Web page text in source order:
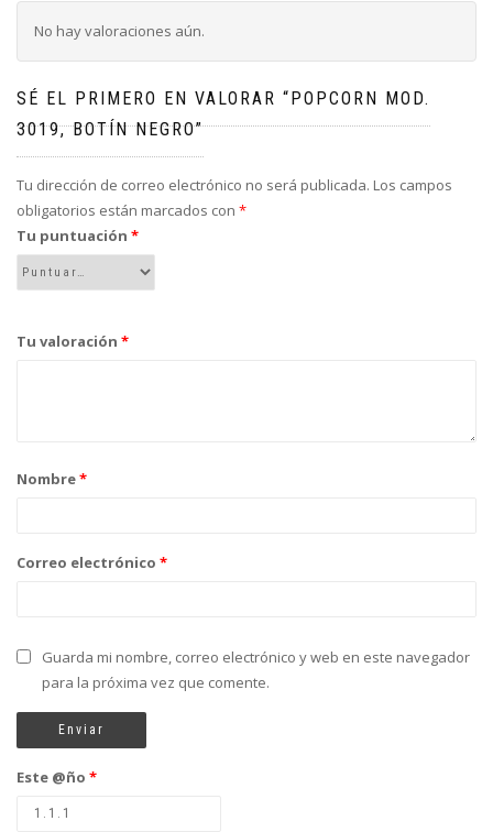
No hay valoraciones aún.
SÉ EL PRIMERO EN VALORAR “POPCORN MOD.
3019, BOTÍN NEGRO”
Tu dirección de correo electrónico no será publicada. Los campos
obligatorios están marcados con *
Tu puntuación *
Tu valoración *
Nombre*
Correo electrónico *
Guarda mi nombre, correo electrónico y web en este navegador
para la próxima vez que comente.
Este @ño *